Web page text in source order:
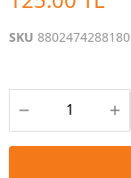
SKU 8802474288180